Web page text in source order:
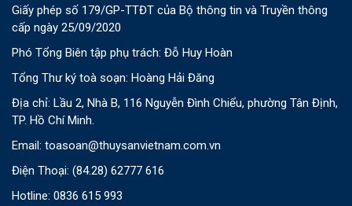
Giấy phép số 179/GP-TTĐT của Bộ thông tin và Truyền thông
cấp ngày 25/09/2020
Phó Tổng Biên tập phụ trách: Đỗ Huy Hoàn
Tổng Thư ký toà soạn: Hoàng Hải Đăng
Địa chỉ: Lầu 2, Nhà B, 116 Nguyễn Đình Chiểu, phường Tân Định,
TP. Hồ Chí Minh.
Email: toasoan@thuysanvietnam.com.vn
Điện Thoại: (84.28) 62777 616
Hotline: 0836 615 993